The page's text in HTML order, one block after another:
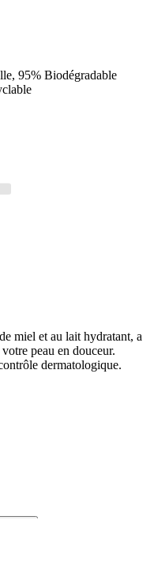
95% Biodégradable
miel et au lait hydratant, a
peau en douceur.
dermatologique.